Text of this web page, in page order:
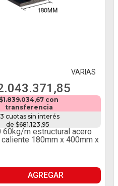
VARIAS
$1.839.034,67 con
transferencia
3 cuotas sin interés
de $681.123,95
60kg/m estructural acero
caliente 180mm x 400mm x
AGREGAR